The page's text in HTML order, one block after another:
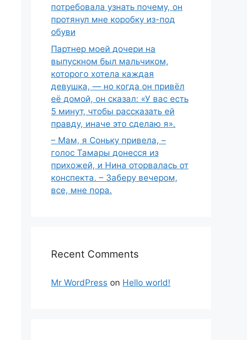
потребовала узнать почему, он
протянул мне коробку из-под
обуви
Партнер моей дочери на
выпускном был мальчиком,
которого хотела каждая
девушка, — но когда он привёл
её домой, он сказал: «У вас есть
5 минут, чтобы рассказать ей
правду, иначе это сделаю я».
– Мам, я Соньку привела, –
голос Тамары донесся из
прихожей, и Нина оторвалась от
конспекта. – Заберу вечером,
все, мне пора.
Recent Comments
Mr WordPress on Hello world!